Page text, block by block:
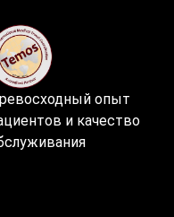
опыт
и качество